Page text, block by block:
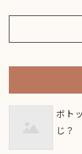
ボト
じ？